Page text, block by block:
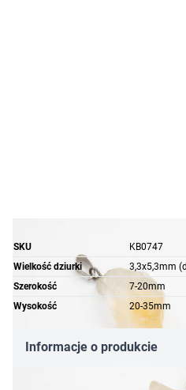
SKU
KB0747
Wielkość dziurki
3,3x5,3mm
Szerokość
7-20mm
Wysokość
20-35mm
Informacje o produkcie